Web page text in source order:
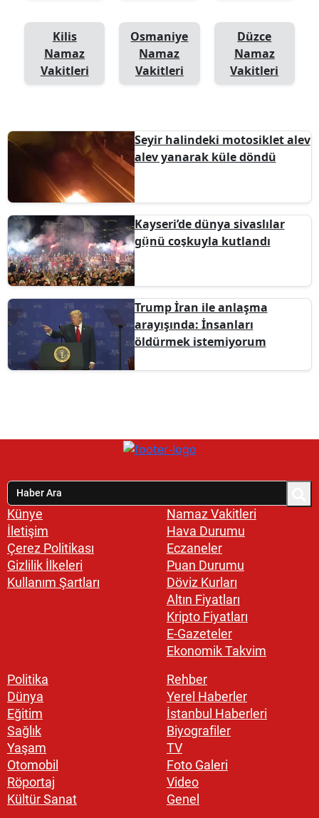
Kilis
Namaz
Vakitleri
Osmaniye
Namaz
Vakitleri
Düzce
Namaz
Vakitleri
Seyir halindeki motosiklet alev
alev yanarak küle döndü
Kayseri’de dünya sivaslılar
günü coşkuyla kutlandı
Trump İran ile anlaşma
arayışında: İnsanları
öldürmek istemiyorum
Künye
İletişim
Çerez Politikası
Gizlilik İlkeleri
Kullanım Şartları
Namaz Vakitleri
Hava Durumu
Eczaneler
Puan Durumu
Döviz Kurları
Altın Fiyatları
Kripto Fiyatları
E-Gazeteler
Ekonomik Takvim
Politika
Dünya
Eğitim
Sağlık
Yaşam
Otomobil
Röportaj
Kültür Sanat
Rehber
Yerel Haberler
İstanbul Haberleri
Biyografiler
TV
Foto Galeri
Video
Genel